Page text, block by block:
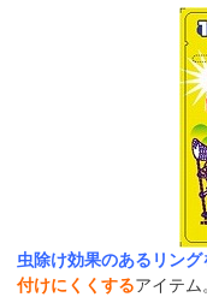
虫除け効果のあるリン
付けにくくするアイテム